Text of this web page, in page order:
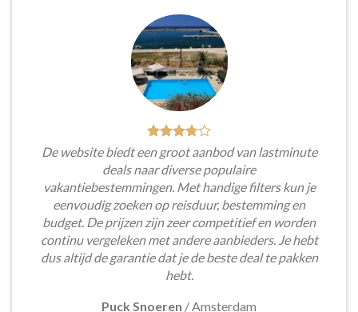
De website biedt een groot aanbod van lastminute
deals naar diverse populaire
vakantiebestemmingen. Met handige filters kun je
eenvoudig zoeken op reisduur, bestemming en
budget. De prijzen zijn zeer competitief en worden
continu vergeleken met andere aanbieders. Je hebt
dus altijd de garantie dat je de beste deal te pakken
hebt.
Puck Snoeren /Amsterdam